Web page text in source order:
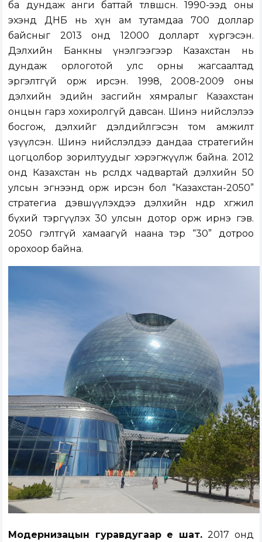
ба дундаж анги баттай төлөвшсөн. 1990-ээд оны
эхэнд ДНБ нь хүн ам тутамдаа 700 доллар
байсныг 2013 онд 12000 долларт хүргэсэн.
Дэлхийн Банкны үнэлгээгээр Казахстан нь
дундаж орлоготой улс орны жагсаалтад
эргэлтгүй орж ирсэн. 1998, 2008-2009 оны
дэлхийн эдийн засгийн хямралыг Казахстан
онцын гарз хохиролгүй давсан. Шинэ нийслэлээ
босгож, дэлхийг дэлдийлгэсэн том амжилт
үзүүлсэн. Шинэ нийслэлдээ дандаа стратегийн
цогцолбор зорилтуудыг хэрэгжүүлж байна. 2012
онд Казахстан нь өрсөлдөх чадвартай дэлхийн 50
улсын эгнээнд орж ирсэн бол “Казахстан-2050”
стратегиа дэвшүүлэхдээ дэлхийн өндөр хөгжил
бүхий тэргүүлэх 30 улсын дотор орж ирнэ гэв.
2050 гэлтгүй хамаагүй наана тэр “30” дотроо
орохоор байна.
Модернизацын гуравдугаар үе шат.2017 онд